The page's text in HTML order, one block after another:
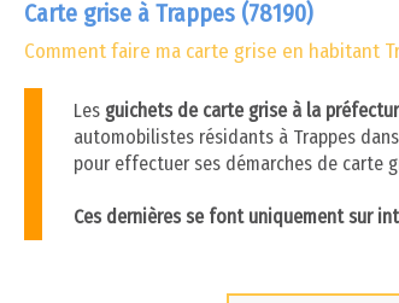
Carte grise à Trappes (78190)
Comment faire ma carte grise en habitant
Les guichets de carte grise à la
automobilistes résidants à Trappes
pour effectuer ses démarches de carte
Ces dernières se font uniquement sur